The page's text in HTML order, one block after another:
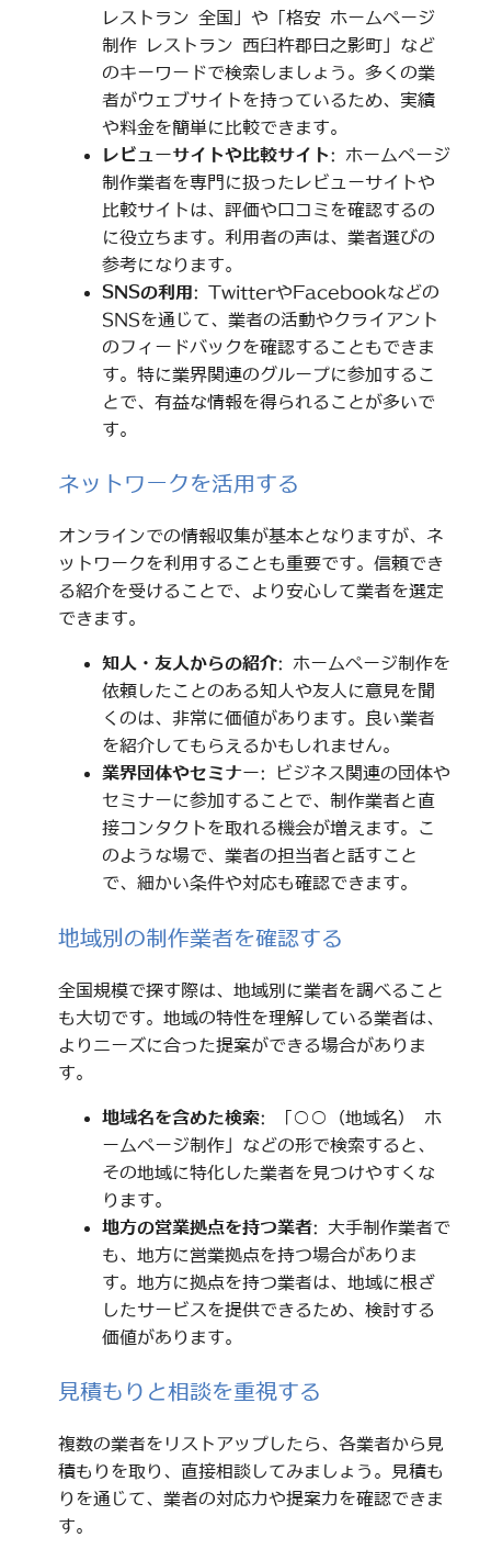
レストラン 全国」や「格安 ホームページ
制作 レストラン 西臼杵郡日之影町」など
のキーワードで検索しましょう。多くの業
者がウェブサイトを持っているため、実績
や料金を簡単に比較できます。
レビューサイトや比較サイト: ホームページ
制作業者を専門に扱ったレビューサイトや
比較サイトは、評価や口コミを確認するの
に役立ちます。利用者の声は、業者選びの
参考になります。
SNSの利用 : TwitterやFacebookなどの
SNSを通じて、業者の活動やクライアント
のフィードバックを確認することもできま
す。特に業界関連のグループに参加するこ
とで、有益な情報を得られることが多いで
す。
ネットワークを活用する
オンラインでの情報収集が基本となりますが、ネ
ットワークを利用することも重要です。信頼でき
る紹介を受けることで、より安心して業者を選定
できます。
知人・友人からの紹介: ホームページ制作を
依頼したことのある知人や友人に意見を聞
くのは、非常に価値があります。良い業者
を紹介してもらえるかもしれません。
業界団体やセミナー: ビジネス関連の団体や
セミナーに参加することで、制作業者と直
接コンタクトを取れる機会が増えます。こ
のような場で、業者の担当者と話すこと
で、細かい条件や対応も確認できます。
地域別の制作業者を確認する
全国規模で探す際は、地域別に業者を調べること
も大切です。地域の特性を理解している業者は、
よりニーズに合った提案ができる場合がありま
す。
地域名を含めた検索: 「○○（地域名） ホ
ームページ制作」などの形で検索すると、
その地域に特化した業者を見つけやすくな
ります。
地方の営業拠点を持つ業者: 大手制作業者で
も、地方に営業拠点を持つ場合がありま
す。地方に拠点を持つ業者は、地域に根ざ
したサービスを提供できるため、検討する
価値があります。
見積もりと相談を重視する
複数の業者をリストアップしたら、各業者から見
積もりを取り、直接相談してみましょう。見積も
りを通じて、業者の対応力や提案力を確認できま
す。